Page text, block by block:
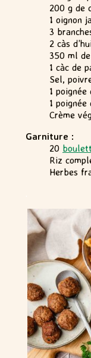
200 g de
1 oignon
3
2 càs
350 ml
1 càc de
Sel,
1 poignée
1 poignée
Crème
Garniture :
20
Riz
Herbes